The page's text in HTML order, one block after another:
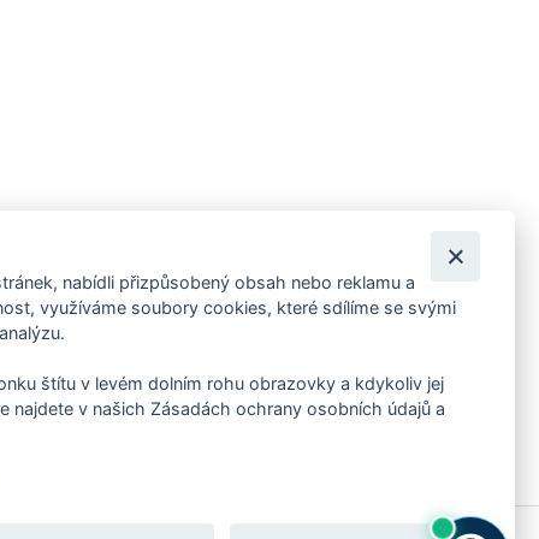
pozvánky na kulturní a sportovní akce?
nabídli přizpůsobený obsah nebo reklamu a
využíváme soubory cookies, které sdílíme se svými
štítu v levém dolním rohu obrazovky a kdykoliv jej
najdete v našich Zásadách ochrany osobních údajů a